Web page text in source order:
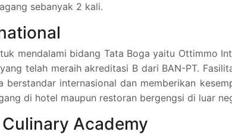
sebanyak 2 kali.
mendalami bidang Tata Boga yaitu Ottimmo
telah meraih akreditasi B dari BAN-PT.
internasional dan memberikan
di hotel maupun restoran bergengsi di luar
Academy